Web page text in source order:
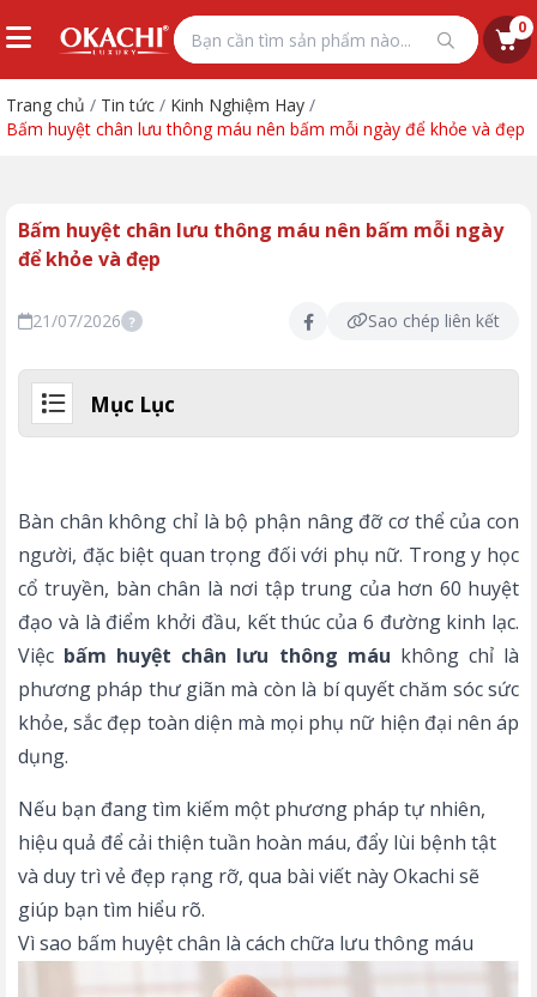
0
Trang chủ / Tin tức / Kinh Nghiệm Hay /
Bấm huyệt chân lưu thông máu nên bấm mỗi ngày để khỏe và đẹp
Bấm huyệt chân lưu thông máu nên bấm mỗi ngày
để khỏe và đẹp
21/07/2026 ? Sao chép liên kết
Mục Lục
Bàn chân không chỉ là bộ phận nâng đỡ cơ thể của con
người, đặc biệt quan trọng đối với phụ nữ. Trong y học
cổ truyền, bàn chân là nơi tập trung của hơn 60 huyệt
đạo và là điểm khởi đầu, kết thúc của 6 đường kinh lạc.
Việc bấm huyệt chân lưu thông máu không chỉ là
phương pháp thư giãn mà còn là bí quyết chăm sóc sức
khỏe, sắc đẹp toàn diện mà mọi phụ nữ hiện đại nên áp
dụng.
Nếu bạn đang tìm kiếm một phương pháp tự nhiên,
hiệu quả để cải thiện tuần hoàn máu, đẩy lùi bệnh tật
và duy trì vẻ đẹp rạng rỡ, qua bài viết nàyOkachi sẽ
giúp bạn tìm hiểu rõ.
Vì sao bấm huyệt chân là cách chữa lưu thông máu